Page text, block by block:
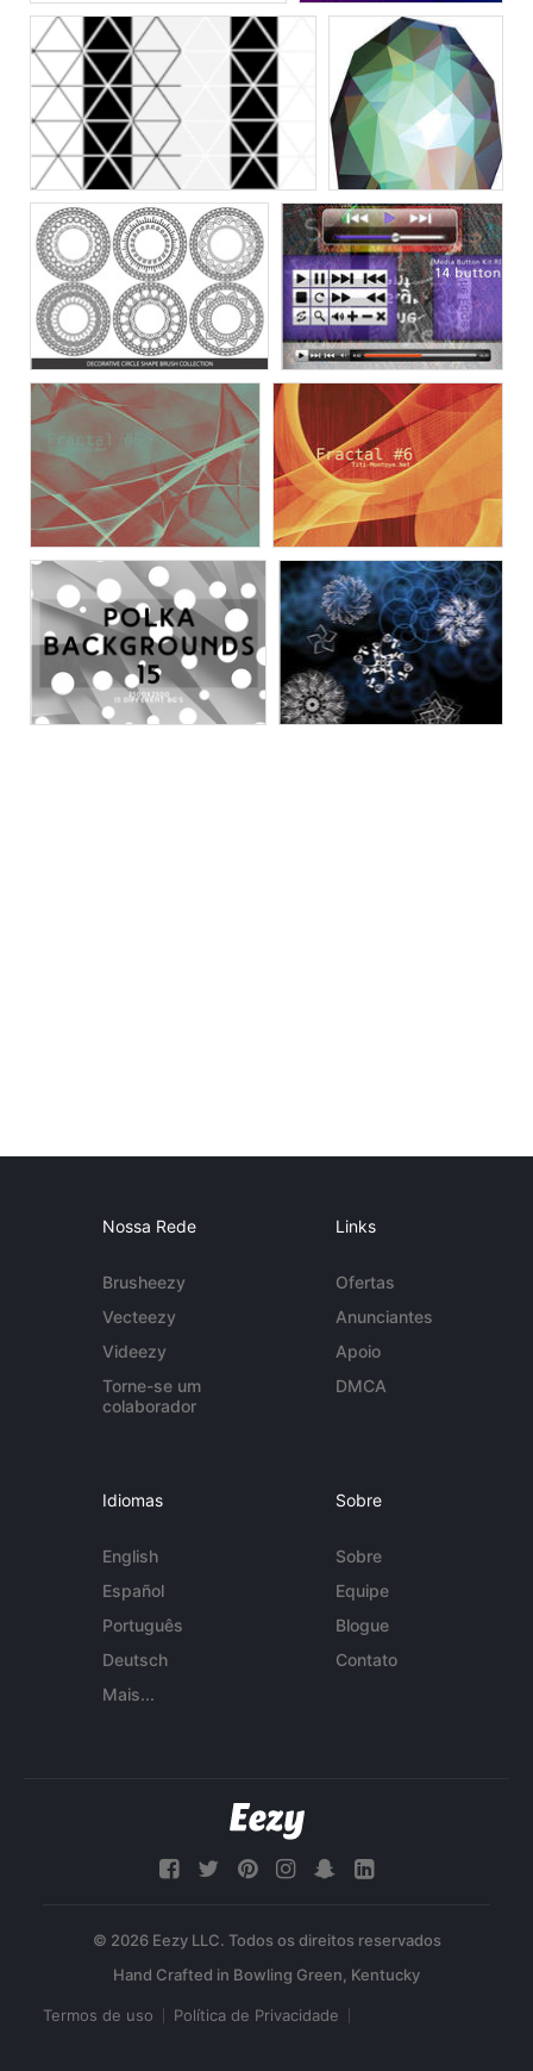
Nossa Rede
Brusheezy
Vecteezy
Videezy
Torne-se um
colaborador
Links
Ofertas
Anunciantes
Apoio
DMCA
Idiomas
English
Español
Português
Deutsch
Mais...
Sobre
Sobre
Equipe
Blogue
Contato
© 2026 Eezy LLC. Todos os direitos reservados
Termos de uso Política de Privacidade